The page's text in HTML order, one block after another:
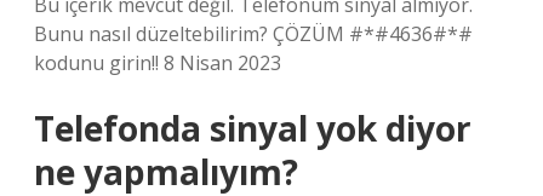
Bunu nasıl düzeltebilirim? ÇÖZÜM #*#4636#*#
kodunu girin!! 8 Nisan 2023
Telefonda sinyal yok diyor
ne yapmalıyım?